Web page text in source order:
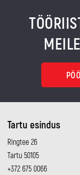
Tartu esindus
Ringtee 26
Tartu 50105
+372 675 0066